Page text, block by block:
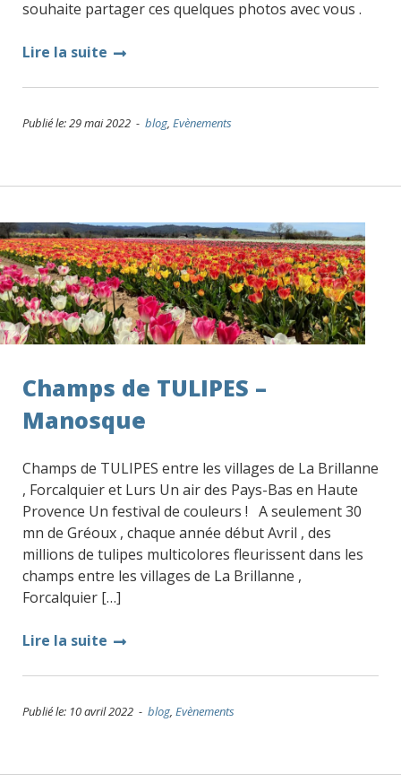
souhaite partager ces quelques photos avec vous .
Lire la suite
Publié le: 29 mai 2022 - blog, Evènements
Champs de TULIPES –
Manosque
Champs de TULIPES entre les villages de La Brillanne
, Forcalquier et Lurs Un air des Pays-Bas en Haute
Provence Un festival de couleurs ! A seulement 30
mn de Gréoux , chaque année début Avril , des
millions de tulipes multicolores fleurissent dans les
champs entre les villages de La Brillanne ,
Forcalquier […]
Lire la suite
Publié le: 10 avril 2022 - blog, Evènements